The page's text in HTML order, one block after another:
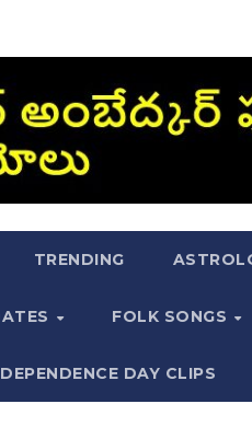
TRENDING
FOLK SONGS
DAY CLIPS